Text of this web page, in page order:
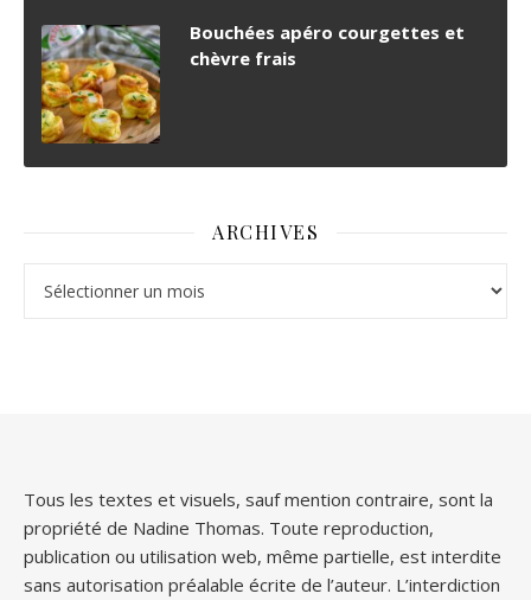
Bouchées apéro courgettes et
chèvre frais
ARCHIVES
Tous les textes et visuels, sauf mention contraire, sont la
propriété de Nadine Thomas. Toute reproduction,
publication ou utilisation web, même partielle, est interdite
sans autorisation préalable écrite de l’auteur. L’interdiction